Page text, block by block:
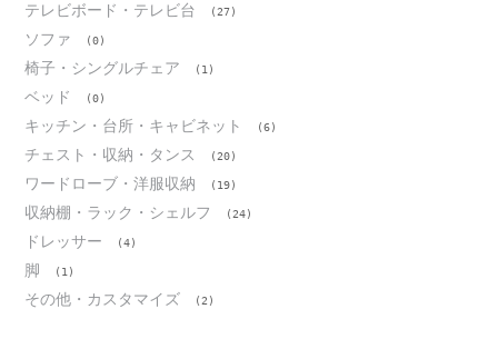
テレビボード・テレビ台 (27)
ソファ (0)
椅子・シングルチェア (1)
ベッド (0)
キッチン・台所・キャビネット (6)
チェスト・収納・タンス (20)
ワードローブ・洋服収納 (19)
収納棚・ラック・シェルフ (24)
ドレッサー (4)
脚 (1)
その他・カスタマイズ (2)